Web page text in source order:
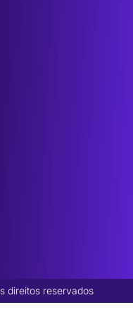
direitos reservados